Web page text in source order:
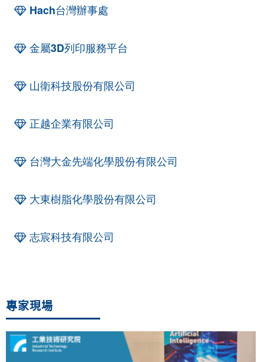
Hach台灣辦事處
金屬3D列印服務平台
山衛科技股份有限公司
正越企業有限公司
台灣大金先端化學股份有限公司
大東樹脂化學股份有限公司
志宸科技有限公司
專家現場